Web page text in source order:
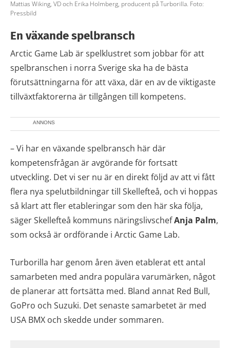
Mattias Wiking, VD och Erika Holmberg, producent på Turborilla. Foto:
Pressbild
En växande spelbransch
Arctic Game Lab är spelklustret som jobbar för att
spelbranschen i norra Sverige ska ha de bästa
förutsättningarna för att växa, där en av de viktigaste
tillväxtfaktorerna är tillgången till kompetens.
ANNONS
– Vi har en växande spelbransch här där
kompetensfrågan är avgörande för fortsatt
utveckling. Det vi ser nu är en direkt följd av att vi fått
flera nya spelutbildningar till Skellefteå, och vi hoppas
så klart att fler etableringar som den här ska följa,
säger Skellefteå kommuns näringslivschefAnja Palm,
som också är ordförande i Arctic Game Lab.
Turborilla har genom åren även etablerat ett antal
samarbeten med andra populära varumärken, något
de planerar att fortsätta med. Bland annat Red Bull,
GoPro och Suzuki. Det senaste samarbetet är med
USA BMX och skedde under sommaren.